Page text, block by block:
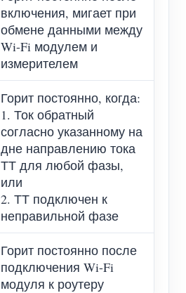
включения, мигает при
обмене данными между
Wi-Fi модулем и
измерителем
Горит постоянно, когда:
1. Ток обратный
согласно указанному на
дне направлению тока
ТТ для любой фазы,
или
2. ТТ подключен к
неправильной фазе
Горит постоянно после
подключения Wi-Fi
модуля к роутеру